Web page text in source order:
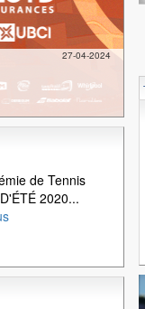
27-04-2024
de Tennis
2020...